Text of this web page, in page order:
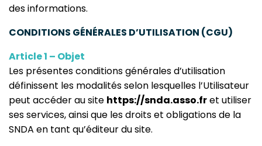
des informations.
CONDITIONS GÉNÉRALES D’UTILISATION (CGU)
Article 1 – Objet
Les présentes conditions générales d’utilisation
définissent les modalités selon lesquelles l’Utilisateur
peut accéder au site https://snda.asso.fret utiliser
ses services, ainsi que les droits et obligations de la
SNDA en tant qu’éditeur du site.